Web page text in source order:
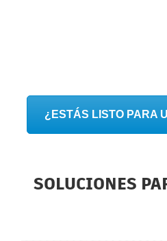
¿ESTÁS LISTO PARA
SOLUCIONES